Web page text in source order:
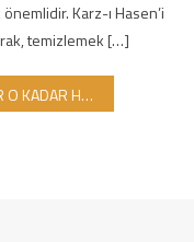
Karz-ı Hasen’i
temizlemek […]
HİCRİ YILBAŞINI KARŞILIYORUZ